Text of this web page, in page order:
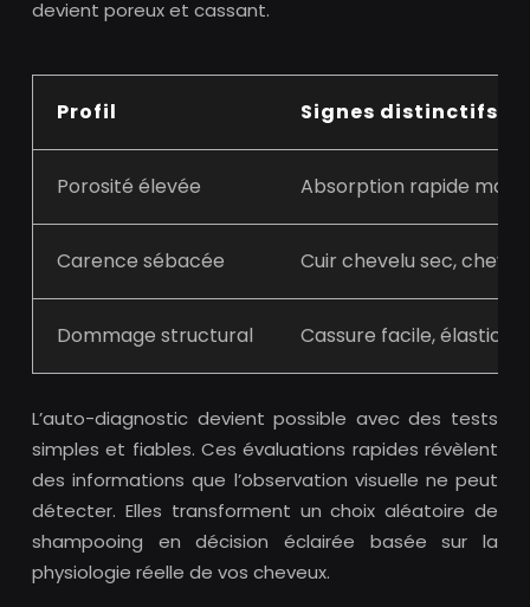
devient poreux et cassant.
Profil Signes distinctifs
Porosité élevée Absorption rapide mais
Carence sébacée Cuir chevelu sec,
Dommage structural Cassure facile,
L’auto-diagnostic devient possible avec des tests
simples et fiables. Ces évaluations rapides révèlent
des informations que l’observation visuelle ne peut
détecter. Elles transforment un choix aléatoire de
shampooing en décision éclairée basée sur la
physiologie réelle de vos cheveux.